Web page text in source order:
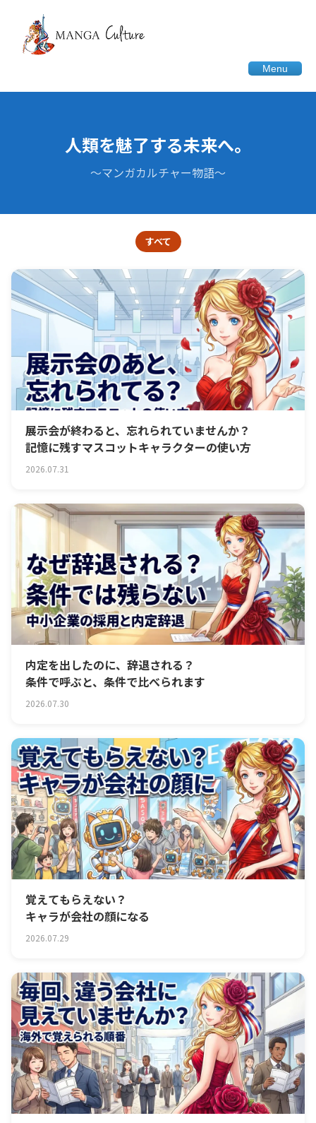
Menu
人類を魅了する未来へ。
〜マンガカルチャー物語〜
すべて
展示会が終わると、忘れられていませんか？
記憶に残すマスコットキャラクターの使い方
2026.07.31
内定を出したのに、辞退される？
条件で呼ぶと、条件で比べられます
2026.07.30
覚えてもらえない？
キャラが会社の顔になる
2026.07.29